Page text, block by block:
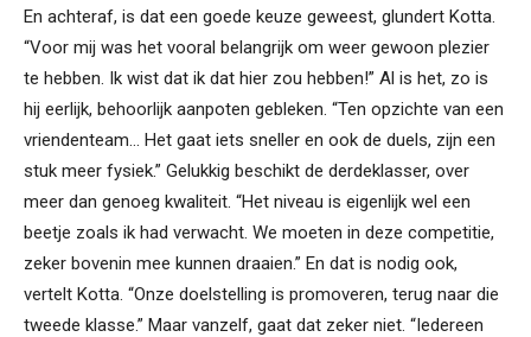
En achteraf, is dat een goede keuze geweest, glundert Kotta.
“Voor mij was het vooral belangrijk om weer gewoon plezier
te hebben. Ik wist dat ik dat hier zou hebben!” Al is het, zo is
hij eerlijk, behoorlijk aanpoten gebleken. “Ten opzichte van een
vriendenteam… Het gaat iets sneller en ook de duels, zijn een
stuk meer fysiek.” Gelukkig beschikt de derdeklasser, over
meer dan genoeg kwaliteit. “Het niveau is eigenlijk wel een
beetje zoals ik had verwacht. We moeten in deze competitie,
zeker bovenin mee kunnen draaien.” En dat is nodig ook,
vertelt Kotta. “Onze doelstelling is promoveren, terug naar die
tweede klasse.” Maar vanzelf, gaat dat zeker niet. “Iedereen